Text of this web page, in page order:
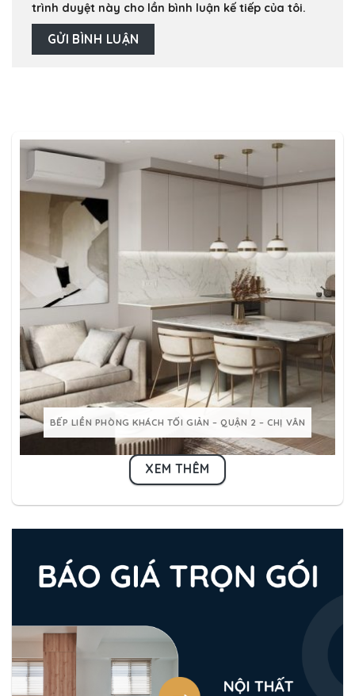
trình duyệt này cho lần bình luận kế tiếp của tôi.
BẾP LIỀN PHÒNG KHÁCH TỐI GIẢN – QUẬN 2 – CHỊ VÂN
XEM THÊM